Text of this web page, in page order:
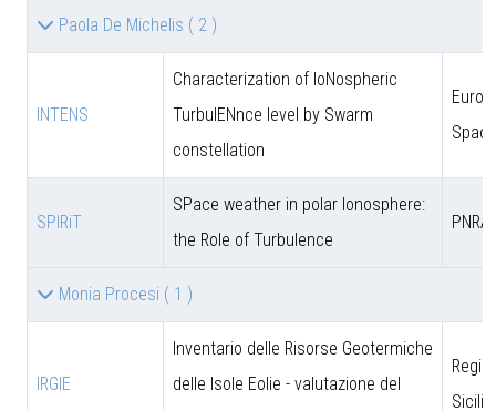
Paola De Michelis ( 2 )
INTENS
Characterization of IoNospheric
TurbulENnce level by Swarm
constellation
SPIRiT
SPace weather in polar Ionosphere:
the Role of Turbulence
PNRA
Monia Procesi ( 1 )
IRGIE
Inventario delle Risorse Geotermiche
delle Isole Eolie - valutazione del